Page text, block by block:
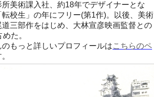
美術課入社、約18年でデザイナーとな
転校生」の年にフリー(第1作)。以後、美術
三部作をはじめ、大林宣彦映画監督との
た。
のもっと詳しいプロフィールはこちらのペ